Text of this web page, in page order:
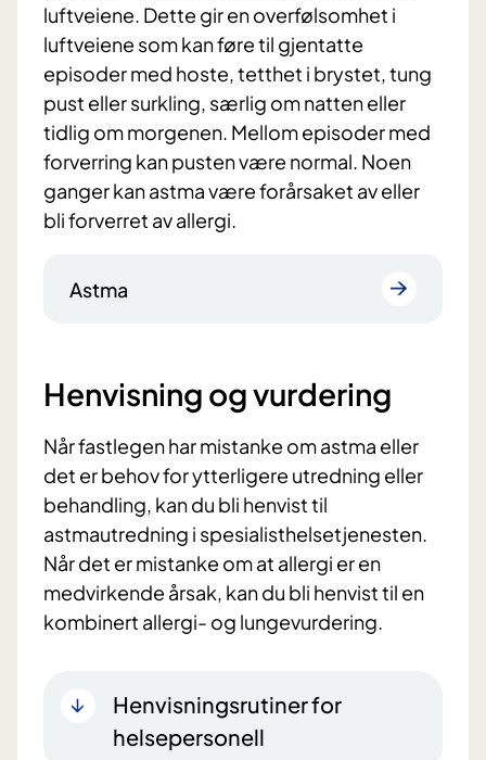
luftveiene. Dette gir en overfølsomhet i
luftveiene som kan føre til gjentatte
episoder med hoste, tetthet i brystet, tung
pust eller surkling, særlig om natten eller
tidlig om morgenen. Mellom episoder med
forverring kan pusten være normal. Noen
ganger kan astma være forårsaket av eller
bli forverret av allergi.
Astma
Henvisning og vurdering
Når fastlegen har mistanke om astma eller
det er behov for ytterligere utredning eller
behandling, kan du bli henvist til
astmautredning i spesialisthelsetjenesten.
Når det er mistanke om at allergi er en
medvirkende årsak, kan du bli henvist til en
kombinert allergi- og lungevurdering.
Henvisningsrutiner for
helsepersonell